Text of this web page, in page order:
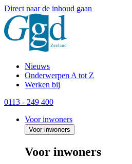
Direct naar de inhoud gaan
Nieuws
Onderwerpen A tot Z
Werken bij
0113 - 249 400
Voor inwoners
Voor inwoners
Voor inwoners